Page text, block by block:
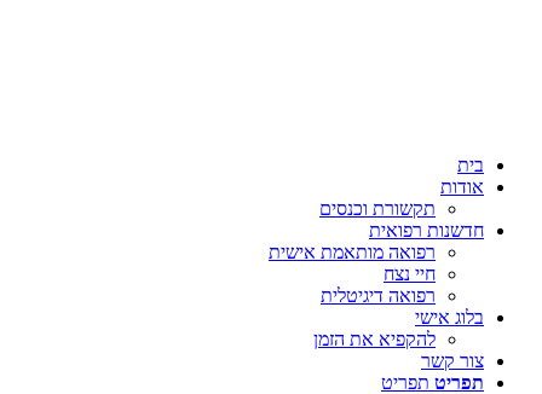
אודות
תקשורת וכנסים
חדשנות רפואית
רפואה מותאמת אישית
חיי נצח
רפואה דיגיטלית
בלוג אישי
להקפיא את הזמן
צור קשר
תפריט תפריט